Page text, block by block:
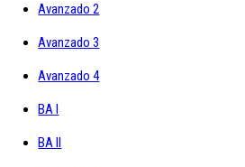
Avanzado 2
Avanzado 3
Avanzado 4
BA I
BA II